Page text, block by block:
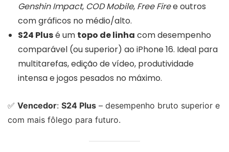
Genshin Impact, COD Mobile, Free Firee outros
com gráficos no médio/alto.
S24 Plusé um topo de linha com desempenho
comparável (ou superior) ao iPhone 16. Ideal para
multitarefas, edição de vídeo, produtividade
intensa e jogos pesados no máximo.
✅ Vencedor: S24 Plus – desempenho bruto superior e
com mais fôlego para futuro.